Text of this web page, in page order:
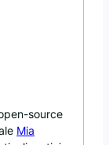
source
Mia